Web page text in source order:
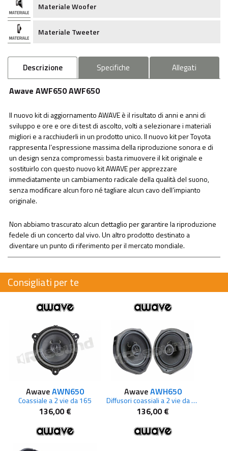
Materiale Woofer
Materiale Tweeter
Descrizione Specifiche Allegati
Awave AWF650 AWF650
Il nuovo kit di aggiornamento AWAVE è il risultato di anni e anni di
sviluppo e ore e ore di test di ascolto, volti a selezionare i materiali
migliori e a racchiuderli in un prodotto unico. Il nuovo kit per Toyota
rappresenta l’espressione massima della riproduzione sonora e di
un design senza compromessi: basta rimuovere il kit originale e
sostituirlo con questo nuovo kit AWAVE per apprezzare
immediatamente un cambiamento radicale della qualità del suono,
senza modificare alcun foro né tagliare alcun cavo dell’impianto
originale.
Non abbiamo trascurato alcun dettaglio per garantire la riproduzione
fedele di un concerto dal vivo. Un altro prodotto destinato a
diventare un punto di riferimento per il mercato mondiale.
Consigliati per te
AwaveAWN650
Coassiale a 2 vie da 165
136,00 €
AwaveAWH650
Diffusori coassiali a 2 vie da 6,5" per Honda
136,00 €